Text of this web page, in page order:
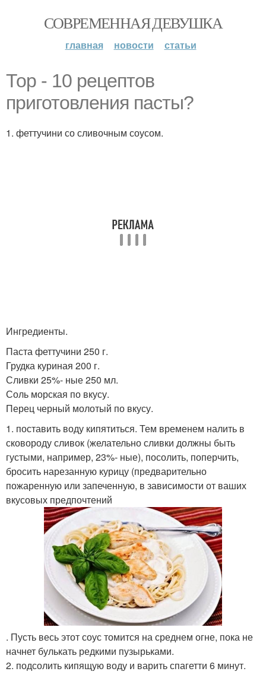
СОВРЕМЕННАЯ ДЕВУШКА
главная новости статьи
Тор - 10 рецептов
приготовления пасты?
1. феттучини со сливочным соусом.
Ингредиенты.
Паста феттучини 250 г.
Грудка куриная 200 г.
Сливки 25%- ные 250 мл.
Соль морская по вкусу.
Перец черный молотый по вкусу.
1. поставить воду кипятиться. Тем временем налить в
сковороду сливок (желательно сливки должны быть
густыми, например, 23%- ные), посолить, поперчить,
бросить нарезанную курицу (предварительно
пожаренную или запеченную, в зависимости от ваших
вкусовых предпочтений
. Пусть весь этот соус томится на среднем огне, пока не
начнет булькать редкими пузырьками.
2. подсолить кипящую воду и варить спагетти 6 минут.